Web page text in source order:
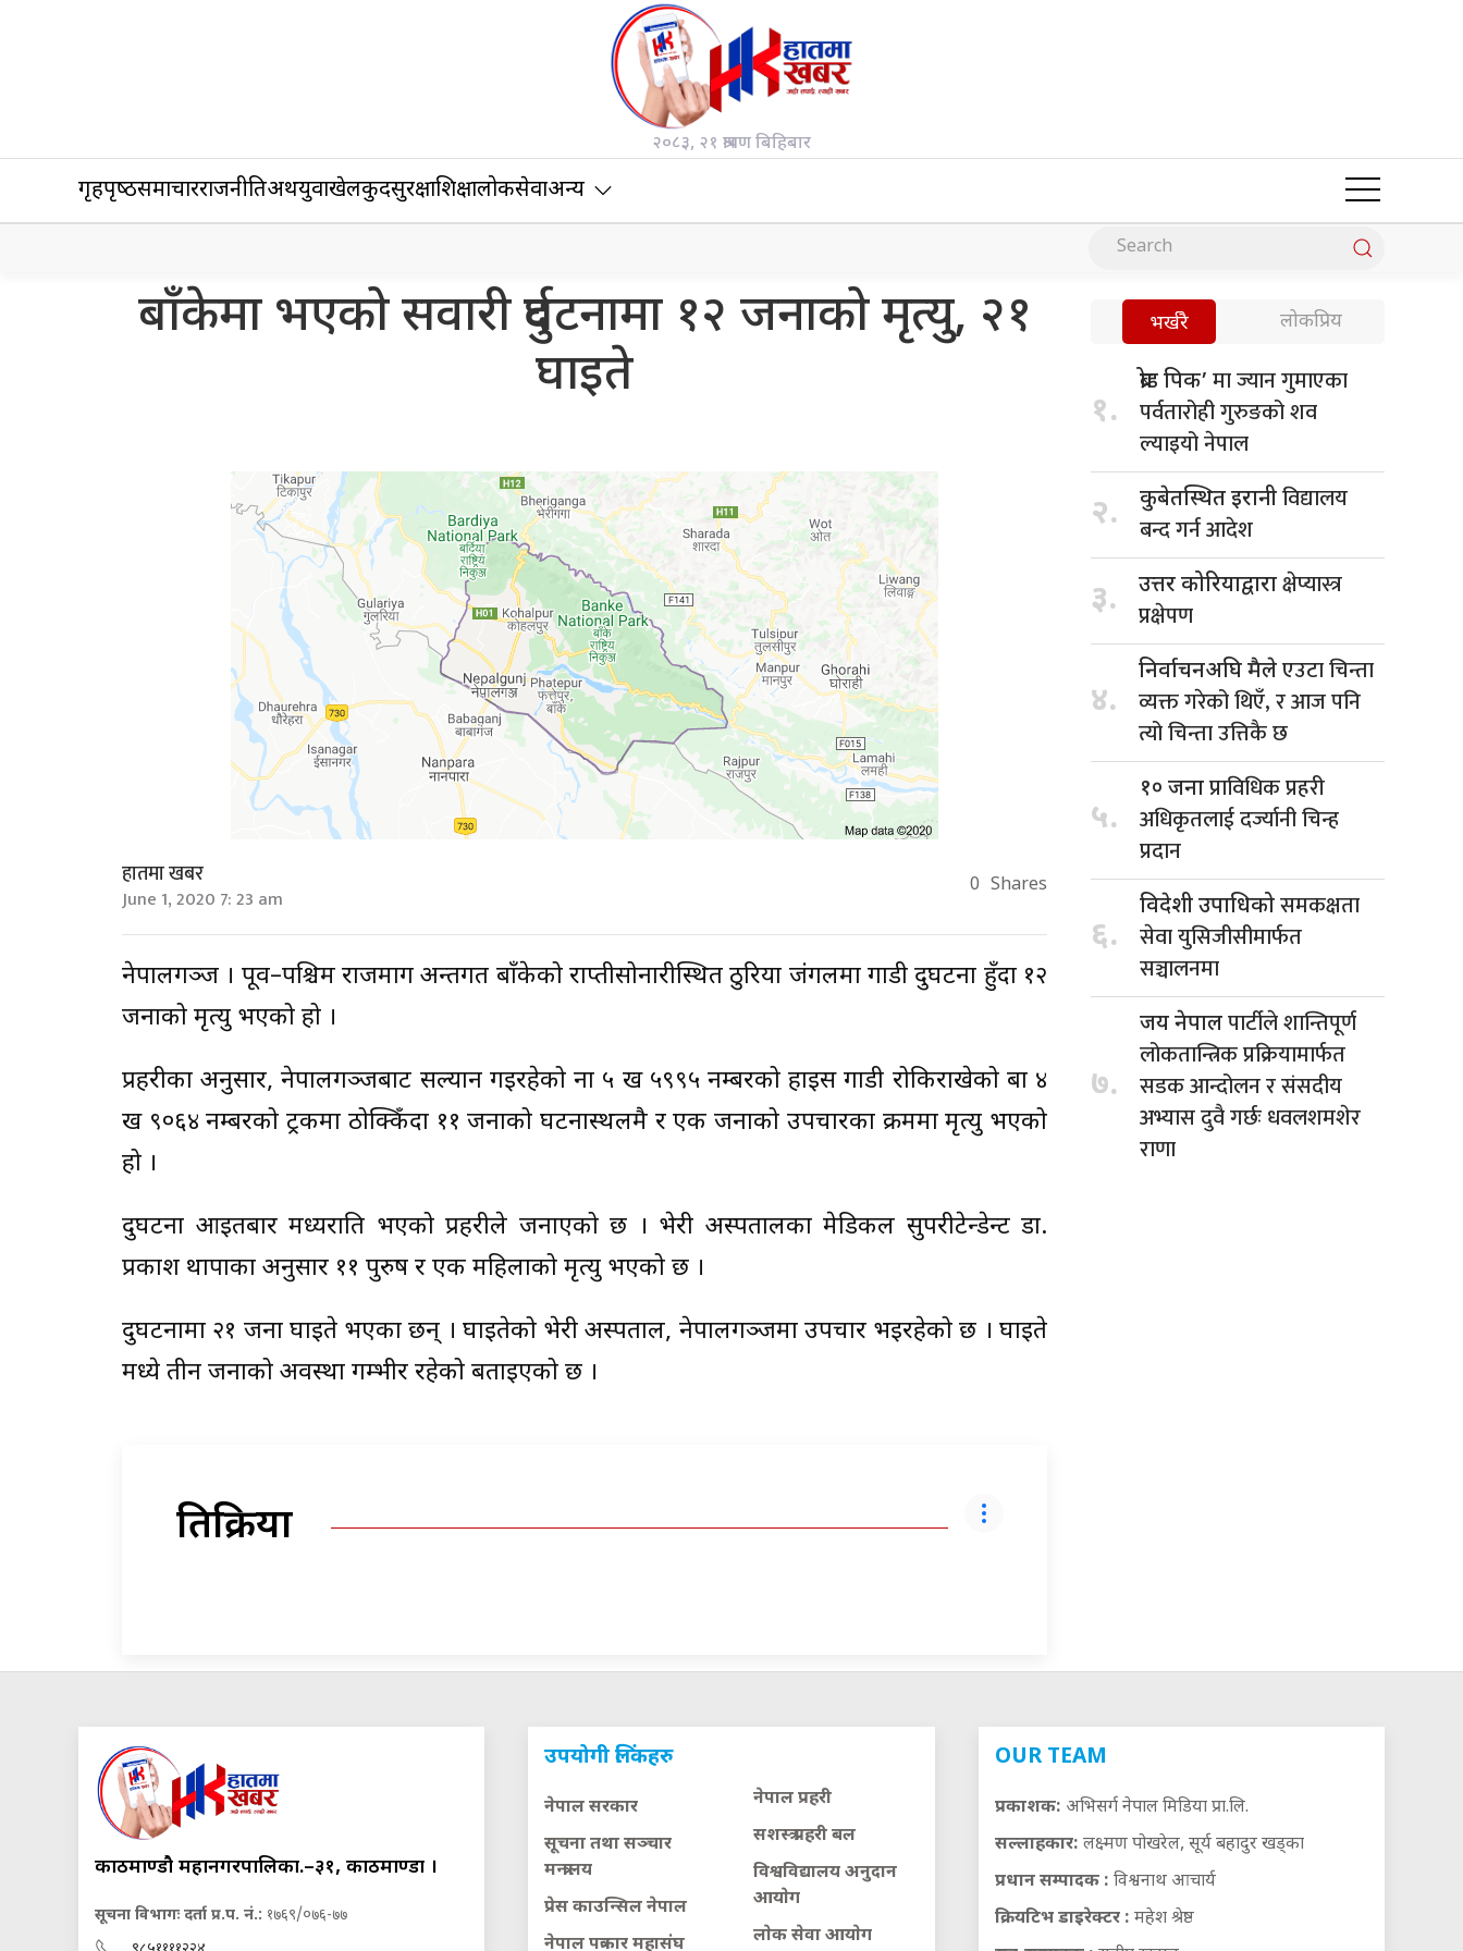
२०८३, २१ श्रावण बिहिबार
गृहपृष्‍ठसमाचारराजनीतिअर्थयुवाखेलकुदसुरक्षाशिक्षालोकसेवाअन्य
बाँकेमा भएको सवारी दुर्घटनामा १२ जनाको मृत्यु, २१
घाइते
हातमा खबर
June 1, 2020 7: 23 am 0 Shares
नेपालगञ्ज । पूर्व–पश्चिम राजमार्ग अन्तर्गत बाँकेको राप्तीसोनारीस्थित ठुरिया जंगलमा गाडी दुर्घटना हुँदा १२
जनाको मृत्यु भएको हो ।
प्रहरीका अनुसार, नेपालगञ्जबाट सल्यान गइरहेको ना ५ ख ५९९५ नम्बरको हाइस गाडी रोकिराखेको बा ४
ख ९०६४ नम्बरको ट्रकमा ठोक्किँदा ११ जनाको घटनास्थलमै र एक जनाको उपचारका क्रममा मृत्यु भएको
हो ।
दुर्घटना आइतबार मध्यराति भएको प्रहरीले जनाएको छ । भेरी अस्पतालका मेडिकल सुपरीटेन्डेन्ट डा.
प्रकाश थापाका अनुसार ११ पुरुष र एक महिलाको मृत्यु भएको छ ।
दुर्घटनामा २१ जना घाइते भएका छन् । घाइतेको भेरी अस्पताल, नेपालगञ्जमा उपचार भइरहेको छ । घाइते
मध्ये तीन जनाको अवस्था गम्भीर रहेको बताइएको छ ।
प्रतिक्रिया
भर्खरै लोकप्रिय
१.
ब्रोड पिक’ मा ज्यान गुमाएका
पर्वतारोही गुरुङको शव
ल्याइयो नेपाल
२. कुबेतस्थित इरानीविद्यालय
बन्द गर्न आदेश
३. उत्तर कोरियाद्वाराक्षेप्यास्त्र
प्रक्षेपण
४.
निर्वाचनअघि मैलेएउटा चिन्ता
व्यक्त गरेको थिएँ, र आज पनि
त्यो चिन्ता उत्तिकै छ
५.
१० जनाप्राविधिक प्रहरी
अधिकृतलाई दर्ज्यानी चिन्ह
प्रदान
६.
विदेशी उपाधिकोसमकक्षता
सेवा युसिजीसीमार्फत
सञ्चालनमा
७.
जय नेपालपार्टीले शान्तिपूर्ण
लोकतान्त्रिक प्रक्रियामार्फत
सडक आन्दोलन र संसदीय
अभ्यास दुवै गर्छः धवलशमशेर
राणा
काठमाण्डौ महानगरपालिका.–३१, काठमाण्डौं ।
सूचना विभागः दर्ता प्र.प. नं.: १७६९/०७६-७७
उपयोगी लिंकहरु
नेपाल सरकार
सूचना तथा सञ्चार
मन्त्रालय
प्रेस काउन्सिल नेपाल
नेपाल पत्रकार महासंघ
नेपाल प्रहरी
सशस्त्र प्रहरी बल
विश्वविद्यालय अनुदान
आयाेग
लाेक सेवा आयाेग
OUR TEAM
प्रकाशक: अभिसर्ग नेपाल मिडिया प्रा.लि.
सल्लाहकार: लक्ष्मण पोखरेल, सूर्य बहादुर खड्का
प्रधान सम्पादक : विश्वनाथ आचार्य
क्रियटिभ डाइरेक्टर : महेश श्रेष्ठ